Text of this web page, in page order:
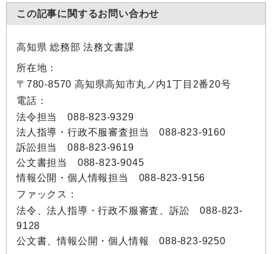
この記事に関するお問い合わせ
高知県 総務部 法務文書課
所在地：
〒780-8570 高知県高知市丸ノ内1丁目2番20号
電話：
法令担当 088-823-9329
法人指導・行政不服審査担当 088-823-9160
訴訟担当 088-823-9619
公文書担当 088-823-9045
情報公開・個人情報担当 088-823-9156
ファックス：
法令、法人指導・行政不服審査、訴訟 088-823-
9128
公文書、情報公開・個人情報 088-823-9250